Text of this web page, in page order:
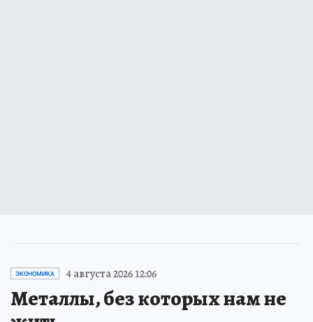
ЭКОНОМИКА 4 августа 2026 12:06
Металлы, без которых нам не